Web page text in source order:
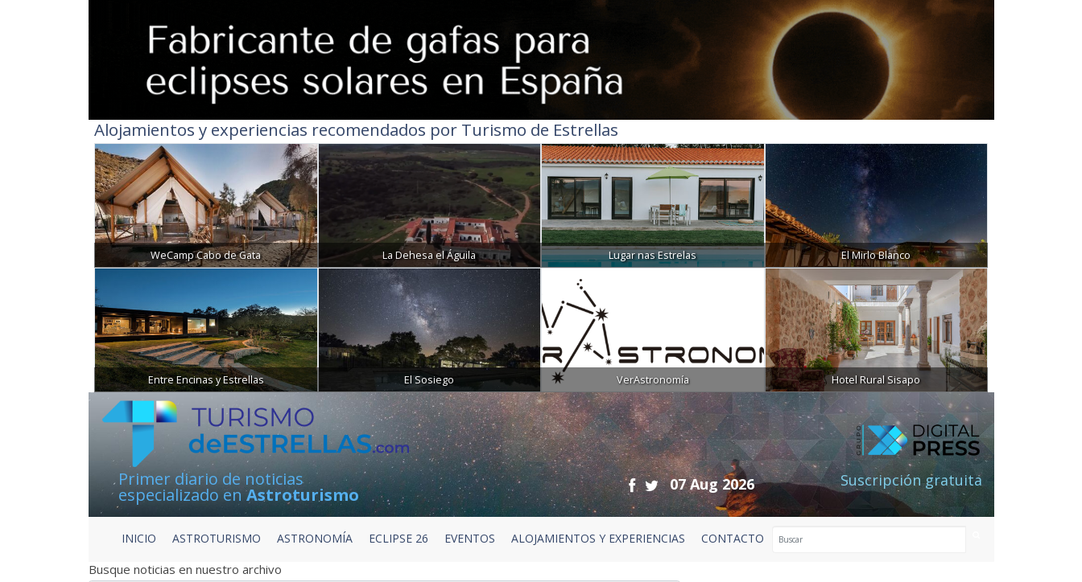
Alojamientos y experiencias recomendados por Turismo de Estrellas
WeCamp Cabo de Gata La Dehesa el Águila Lugar nas Estrelas El Mirlo Blanco
Entre Encinas y Estrellas El Sosiego VerAstronomía Hotel Rural Sisapo
Primer diario de noticias
especializado enAstroturismo
07 Aug 2026 Suscripción gratuita
INICIO ASTROTURISMO ASTRONOMÍA ECLIPSE 26 EVENTOS ALOJAMIENTOS Y EXPERIENCIAS CONTACTO
Busque noticias en nuestro archivo